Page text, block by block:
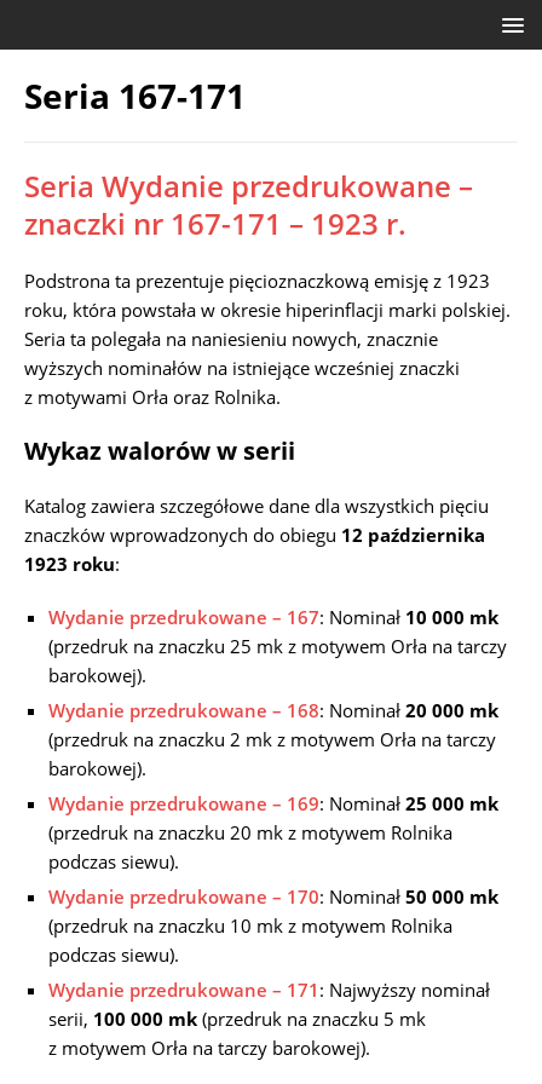
Seria 167-171
Seria Wydanie przedrukowane –
znaczki nr 167-171 – 1923 r.
Podstrona ta prezentuje pięcioznaczkową emisję z 1923
roku, która powstała w okresie hiperinflacji marki polskiej.
Seria ta polegała na naniesieniu nowych, znacznie
wyższych nominałów na istniejące wcześniej znaczki
z motywami Orła oraz Rolnika.
Wykaz walorów w serii
Katalog zawiera szczegółowe dane dla wszystkich pięciu
znaczków wprowadzonych do obiegu 12 października
1923 roku:
Wydanie przedrukowane – 167: Nominał 10 000 mk
(przedruk na znaczku 25 mk z motywem Orła na tarczy
barokowej).
Wydanie przedrukowane – 168: Nominał 20 000 mk
(przedruk na znaczku 2 mk z motywem Orła na tarczy
barokowej).
Wydanie przedrukowane – 169: Nominał 25 000 mk
(przedruk na znaczku 20 mk z motywem Rolnika
podczas siewu).
Wydanie przedrukowane – 170: Nominał 50 000 mk
(przedruk na znaczku 10 mk z motywem Rolnika
podczas siewu).
Wydanie przedrukowane – 171 : Najwyższy nominał
serii, 100 000 mk (przedruk na znaczku 5 mk
z motywem Orła na tarczy barokowej).